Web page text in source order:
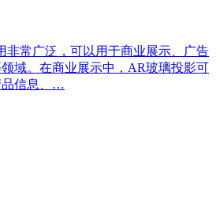
非常广泛，可以用于商业展示、广告
域。在商业展示中，AR玻璃投影可
品信息、…